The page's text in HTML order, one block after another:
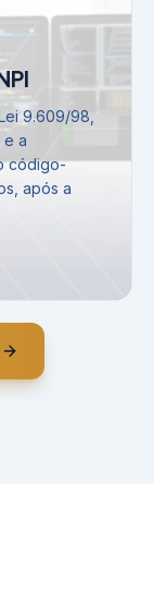
9.609/98,
e a
código-
após a